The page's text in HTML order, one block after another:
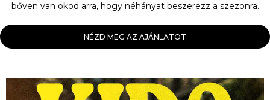
bőven van okod arra, hogy néhányat beszerezz a szezonra.
NÉZD MEG AZ AJÁNLATOT